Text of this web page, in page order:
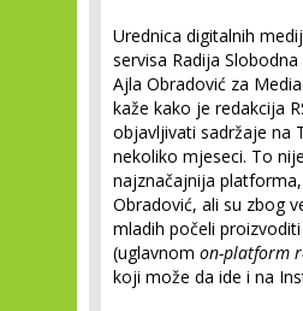
Urednica digitalnih
servisa Radija Slobodna
Ajla Obradović za
kaže kako je redakcija
objavljivati sadržaje na
nekoliko mjeseci. To
najznačajnija
Obradović, ali su zbog
mladih počeli
(uglavnom on-platform
koji može da ide i na